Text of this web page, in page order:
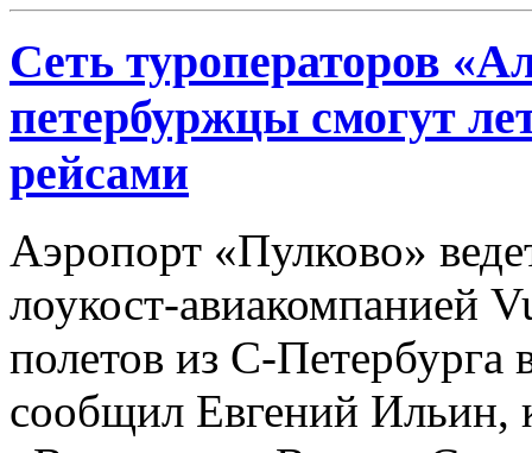
Сеть туроператоров
петербуржцы смогут
рейсами
Аэропорт «Пулково»
лоукост-авиакомпанией
полетов из С-Петербурга
сообщил Евгений